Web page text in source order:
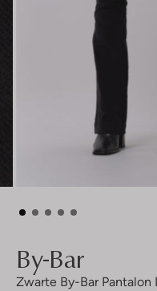
By-Bar
Zwarte By-Bar